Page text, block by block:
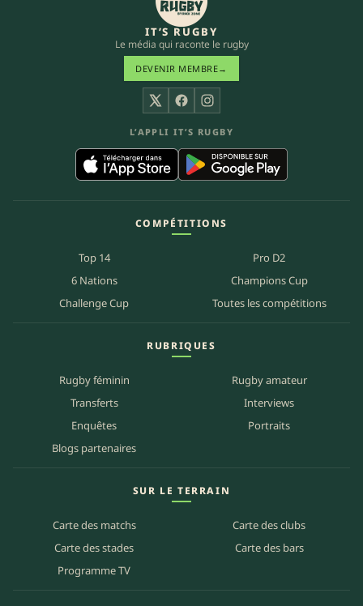
IT’S RUGBY
Le média qui raconte le rugby
DEVENIR MEMBRE→
X FacebookInstagram
L’APPLI IT’S RUGBY
COMPÉTITIONS
Top 14
Pro D2
6 Nations
Champions Cup
Challenge Cup
Toutes les compétitions
RUBRIQUES
Rugby féminin
Rugby amateur
Transferts
Interviews
Enquêtes
Portraits
Blogs partenaires
SUR LE TERRAIN
Carte des matchs
Carte des clubs
Carte des stades
Carte des bars
Programme TV